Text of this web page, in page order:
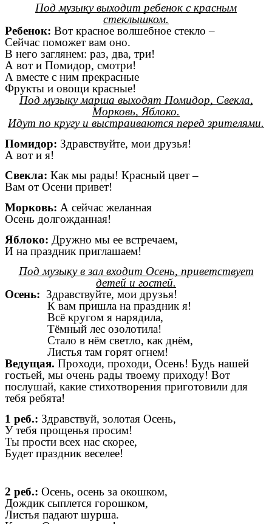
Под музыку выходит ребенок с красным
стеклышком.
Ребенок: Вот красное волшебное стекло –
Сейчас поможет вам оно.
В него заглянем: раз, два, три!
А вот и Помидор, смотри!
А вместе с ним прекрасные
Фрукты и овощи красные!
Под музыку марша выходят Помидор, Свекла,
Морковь, Яблоко.
Идут по кругу и выстраиваются перед зрителями.
Помидор: Здравствуйте, мои друзья!
А вот и я!
Свекла: Как мы рады! Красный цвет –
Вам от Осени привет!
Морковь: А сейчас желанная
Осень долгожданная!
Яблоко: Дружно мы ее встречаем,
И на праздник приглашаем!
Под музыку в зал входит Осень, приветствует
детей и гостей.
Осень: Здравствуйте, мои друзья!
К вам пришла на праздник я!
Всё кругом я нарядила,
Тёмный лес озолотила!
Стало в нём светло, как днём,
Листья там горят огнем!
Ведущая. Проходи, проходи, Осень! Будь нашей
гостьей, мы очень рады твоему приходу! Вот
послушай, какие стихотворения приготовили для
тебя ребята!
1 реб.: Здравствуй, золотая Осень,
У тебя прощенья просим!
Ты прости всех нас скорее,
Будет праздник веселее!
2 реб.: Осень, осень за окошком,
Дождик сыплется горошком,
Листья падают шурша.